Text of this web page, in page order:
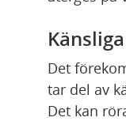
Det
tar del av
Det kan